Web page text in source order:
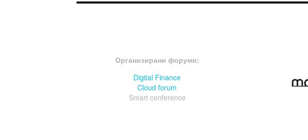
Организирани форуми:
Digital Finance
Cloud forum
Smart conference